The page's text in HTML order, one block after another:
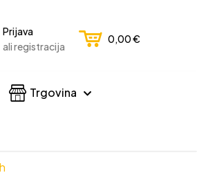
Prijava
ali registracija
0,00€
Trgovina